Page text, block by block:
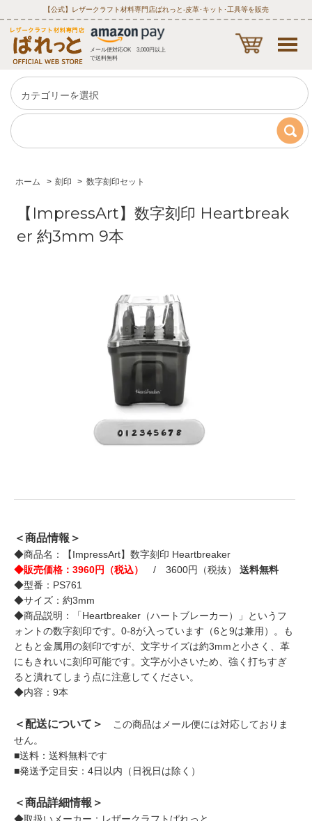
【公式】レザークラフト材料専門店ぱれっと‐皮革･キット･工具等を販売
メール便対応OK 3,000円以上
で送料無料
ホーム > 刻印 > 数字刻印セット
【ImpressArt】数字刻印 Heartbreak
er 約3mm 9本
＜商品情報＞
◆商品名：【ImpressArt】数字刻印 Heartbreaker
◆販売価格：3960円（税込）
/ 3600円（税抜） 送料無料
◆型番：PS761
◆サイズ：約3mm
◆商品説明：「Heartbreaker（ハートブレーカー）」というフ
ォントの数字刻印です。0-8が入っています（6と9は兼用）。も
ともと金属用の刻印ですが、文字サイズは約3mmと小さく、革
にもきれいに刻印可能です。文字が小さいため、強く打ちすぎ
ると潰れてしまう点に注意してください。
◆内容：9本
＜配送について＞
この商品はメール便には対応しておりま
せん。
■送料：送料無料です
■発送予定目安：4日以内（日祝日は除く）
＜商品詳細情報＞